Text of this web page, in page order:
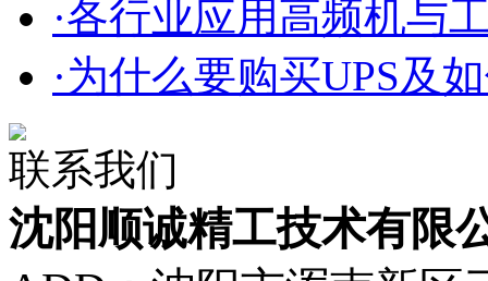
·各行业应用高频机与
·为什么要购买UPS及
联系我们
沈阳顺诚精工技术有限